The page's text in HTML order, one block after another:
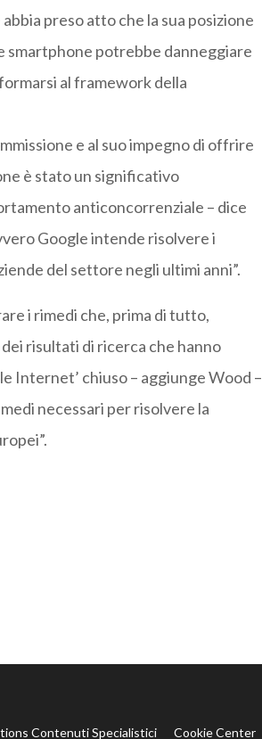
preso atto che la sua posizione
smartphone potrebbe danneggiare
al framework della
e al suo impegno di offrire
è stato un significativo
anticoncorrenziale – dice
Google intende risolvere i
del settore negli ultimi anni”.
i rimedi che, prima di tutto,
risultati di ricerca che hanno
Internet’ chiuso – aggiunge Wood –
necessari per risolvere la
Contenuti Specialistici Cookie Center